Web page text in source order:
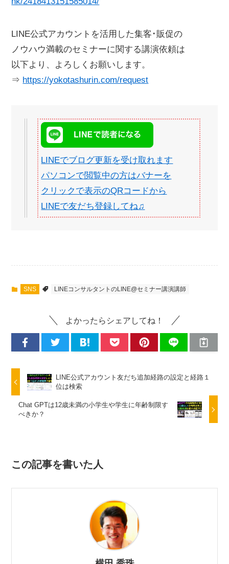
LINE公式アカウントを活用した集客･販促の
ノウハウ満載のセミナーに関する講演依頼は
以下より、よろしくお願いします。
⇒ https://yokotashurin.com/request
LINEでブログ更新を受け取れます
パソコンで閲覧中の方はバナーを
クリックで表示のQRコードから
LINEで友だち登録してね♫
SNS LINEコンサルタントのLINE@セミナー講演講師
よかったらシェアしてね！
LINE公式アカウント友だち追加経路の設定と経路１
位は検索
Chat GPTは12歳未満の小学生や学生に年齢制限す
べきか？
この記事を書いた人